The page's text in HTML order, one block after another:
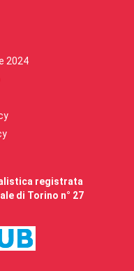
2024
registrata
di Torino n° 27